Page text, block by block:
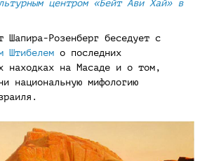
центром «Бейт Ави Хай» в
Шапира-Розенберг беседует с
Штибелем о последних
находках на Масаде и о том,
национальную мифологию